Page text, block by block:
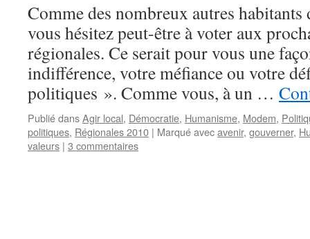
Comme des nombreux autres habitants
vous hésitez peut-être à voter aux
régionales. Ce serait pour vous une
indifférence, votre méfiance ou votre
politiques ». Comme vous, à un …
Publié dansAgir local, Démocratie, Humanisme, Modem,
politiques, Régionales 2010 | Marqué avecavenir, gouverner,
valeurs | 3 commentaires